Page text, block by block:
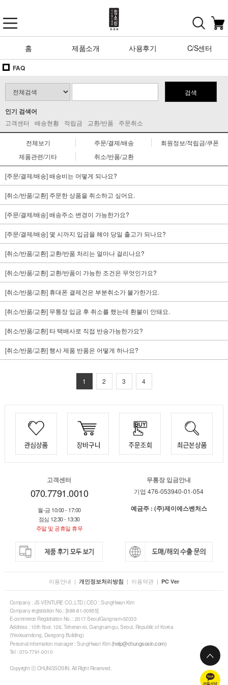
홈 제품소개 사용후기 C/S센터
FAQ
검색
인기 검색어
고객센터 배송현황 적립금 교환/반품 주문취소
전체보기 주문/결제/배송
회원정보/적립금/쿠폰
제품관련/기타
취소/반품/교환
[주문/결제/배송] 배송비는 어떻게 되나요?
[취소/반품/교환] 주문한 상품을 취소하고 싶어요.
[주문/결제/배송] 배송주소 변경이 가능한가요?
[주문/결제/배송] 몇 시까지 입금을 해야 당일 출고가 되나요?
[취소/반품/교환] 교환/반품 처리는 얼마나 걸리나요?
[취소/반품/교환] 교환/반품이 가능한 조건은 무엇인가요?
[취소/반품/교환] 휴대폰 결제건은 부분취소가 불가한가요.
[취소/반품/교환] 무통장 입금 후 취소를 했는데 환불이 안돼요.
[취소/반품/교환] 타 택배사로 직접 반송가능한가요?
[취소/반품/교환] 행사 제품 반품은 어떻게 하나요?
1 2 3 4
고객센터
070.7791.0010
월-금 10:00 - 17:00
점심 12:30 - 13:30
주말 및 공휴일 휴무
무통장 입금안내
기업 476-053940-01-054
예금주 : (주)제이에스벤처스
이용안내 | 개인정보처리방침 | 이용약관 | PC Ver
Company : JS VENTURE CO.,LTD | CEO : SungHwan Kim
Company registration No.: [689-81-00855]
E-commerce Registration No. : 2017-SeoulGangnam-02033
Address : 10th floor, 126, Teheran-ro, Gangnam-gu, Seoul, Republic of Korea
(Yeoksamdong, Daegong Building)
Personal information manager : SungHwan Kim (help@chungsosin.com)
Tel : 070-7791-0010
Copyright ⓒ CHUNGSOSIN. All Right Reserved.